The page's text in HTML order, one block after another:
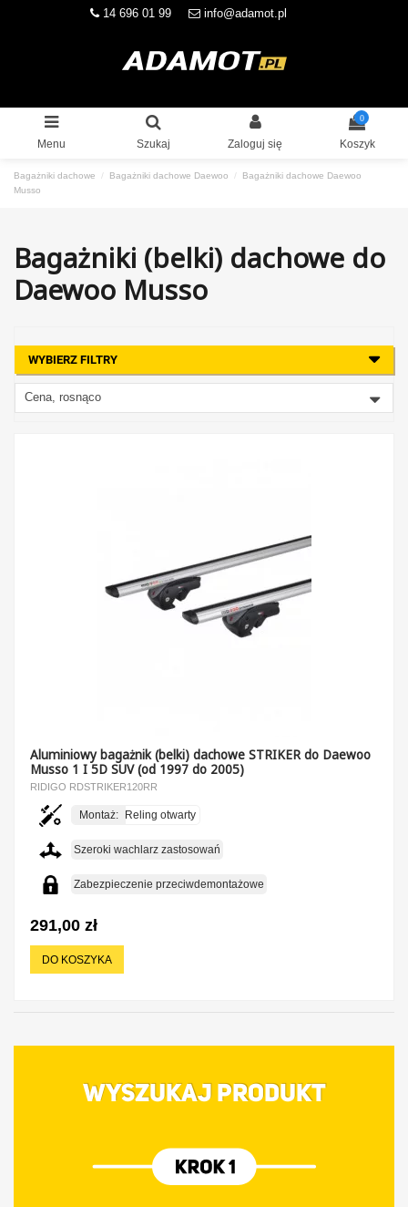
14 696 01 99 info@adamot.pl
Menu Szukaj Zaloguj się
0
Koszyk
Bagażniki dachowe Bagażniki dachowe Daewoo
Bagażniki dachowe Daewoo
Musso
Bagażniki (belki) dachowe do
Daewoo Musso
WYBIERZ FILTRY
Cena, rosnąco
Aluminiowy bagażnik (belki) dachowe STRIKER do Daewoo
Musso 1 I 5D SUV (od 1997 do 2005)
RIDIGO RDSTRIKER120RR
Montaż: Reling otwarty
Szeroki wachlarz zastosowań
Zabezpieczenie przeciwdemontażowe
291,00 zł
DO KOSZYKA
WYSZUKAJ PRODUKT